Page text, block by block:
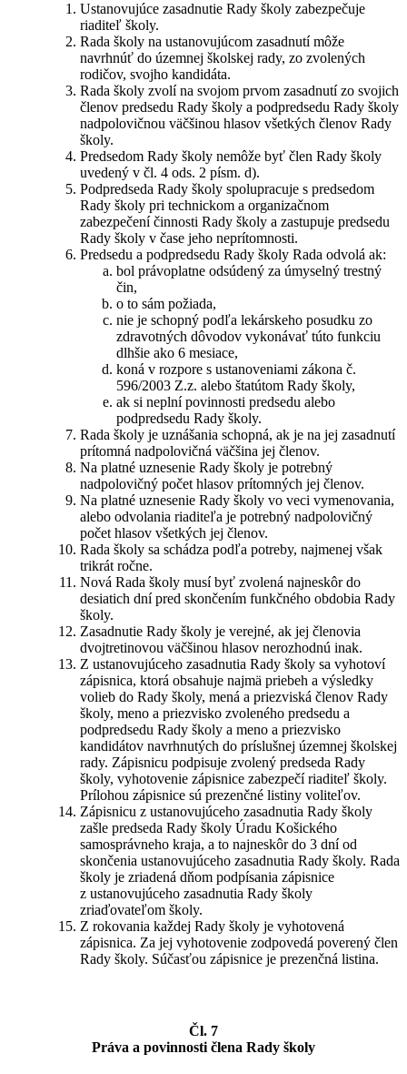
Ustanovujúce zasadnutie Rady školy zabezpečuje
riaditeľ školy.
Rada školy na ustanovujúcom zasadnutí môže
navrhnúť do územnej školskej rady, zo zvolených
rodičov, svojho kandidáta.
Rada školy zvolí na svojom prvom zasadnutí zo svojich
členov predsedu Rady školy a podpredsedu Rady školy
nadpolovičnou väčšinou hlasov všetkých členov Rady
školy.
Predsedom Rady školy nemôže byť člen Rady školy
uvedený v čl. 4 ods. 2 písm. d).
Podpredseda Rady školy spolupracuje s predsedom
Rady školy pri technickom a organizačnom
zabezpečení činnosti Rady školy a zastupuje predsedu
Rady školy v čase jeho neprítomnosti.
Predsedu a podpredsedu Rady školy Rada odvolá ak:
bol právoplatne odsúdený za úmyselný trestný
čin,
o to sám požiada,
nie je schopný podľa lekárskeho posudku zo
zdravotných dôvodov vykonávať túto funkciu
dlhšie ako 6 mesiace,
koná v rozpore s ustanoveniami zákona č.
596/2003 Z.z. alebo štatútom Rady školy,
ak si neplní povinnosti predsedu alebo
podpredsedu Rady školy.
Rada školy je uznášania schopná, ak je na jej zasadnutí
prítomná nadpolovičná väčšina jej členov.
Na platné uznesenie Rady školy je potrebný
nadpolovičný počet hlasov prítomných jej členov.
Na platné uznesenie Rady školy vo veci vymenovania,
alebo odvolania riaditeľa je potrebný nadpolovičný
počet hlasov všetkých jej členov.
Rada školy sa schádza podľa potreby, najmenej však
trikrát ročne.
Nová Rada školy musí byť zvolená najneskôr do
desiatich dní pred skončením funkčného obdobia Rady
školy.
Zasadnutie Rady školy je verejné, ak jej členovia
dvojtretinovou väčšinou hlasov nerozhodnú inak.
Z ustanovujúceho zasadnutia Rady školy sa vyhotoví
zápisnica, ktorá obsahuje najmä priebeh a výsledky
volieb do Rady školy, mená a priezviská členov Rady
školy, meno a priezvisko zvoleného predsedu a
podpredsedu Rady školy a meno a priezvisko
kandidátov navrhnutých do príslušnej územnej školskej
rady. Zápisnicu podpisuje zvolený predseda Rady
školy, vyhotovenie zápisnice zabezpečí riaditeľ školy.
Prílohou zápisnice sú prezenčné listiny voliteľov.
Zápisnicu z ustanovujúceho zasadnutia Rady školy
zašle predseda Rady školy Úradu Košického
samosprávneho kraja, a to najneskôr do 3 dní od
skončenia ustanovujúceho zasadnutia Rady školy. Rada
školy je zriadená dňom podpísania zápisnice
z ustanovujúceho zasadnutia Rady školy
zriaďovateľom školy.
Z rokovania každej Rady školy je vyhotovená
zápisnica. Za jej vyhotovenie zodpovedá poverený člen
Rady školy. Súčasťou zápisnice je prezenčná listina.
Čl. 7
Práva a povinnosti člena Rady školy